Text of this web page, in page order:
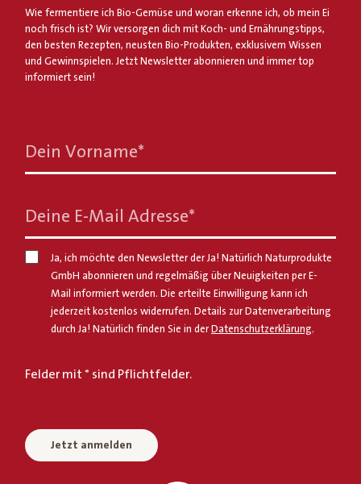
Wie fermentiere ich Bio-Gemüse und woran erkenne ich, ob mein Ei
noch frisch ist? Wir versorgen dich mit Koch- und Ernährungstipps,
den besten Rezepten, neusten Bio-Produkten, exklusivem Wissen
und Gewinnspielen. Jetzt Newsletter abonnieren und immer top
informiert sein!
Dein Vorname*
Deine E-Mail Adresse*
Ja, ich möchte den Newsletter der Ja! Natürlich Naturprodukte
GmbH abonnieren und regelmäßig über Neuigkeiten per E-
Mail informiert werden. Die erteilte Einwilligung kann ich
jederzeit kostenlos widerrufen. Details zur Datenverarbeitung
durch Ja! Natürlich finden Sie in der Datenschutzerklärung.
Felder mit * sind Pflichtfelder.
Jetzt anmelden